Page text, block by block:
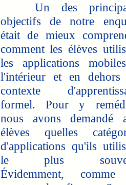
Un des
objectifs de notre
était de mieux
comment les élèves
les applications
l'intérieur et en dehors
contexte
formel. Pour y
nous avons demandé
élèves quelles
d'applications qu'ils
le plus
Évidemment,